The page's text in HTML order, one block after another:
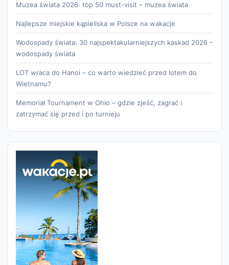
Muzea świata 2026: top 50 must-visit – muzea świata
Najlepsze miejskie kąpieliska w Polsce na wakacje
Wodospady świata: 30 najspektakularniejszych kaskad 2026 –
wodospady świata
LOT wraca do Hanoi – co warto wiedzieć przed lotem do
Wietnamu?
Memoriał Tournament w Ohio – gdzie zjeść, zagrać i
zatrzymać się przed i po turnieju